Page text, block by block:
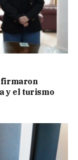
firmaron
y el turismo